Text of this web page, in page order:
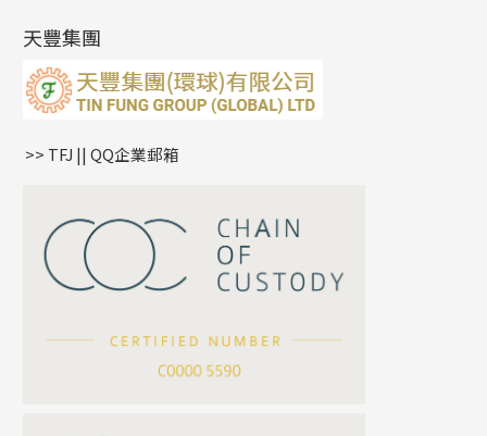
公司名稱
雙十字鏈系列
水波鏈系列
蛇骨鏈系列
鏈尾系列
嘴唇鏈系列
S車花鏈系列
珍珠鏈系列
坦克鏈系列
滿天星鏈系列
方假繩鏈系列
耳環扣系列
耳綫/耳鈎系列
耳環爪頭
耳環
字母吊墜
相盒吊墜
項鏈吊墜
生肖吊墜
星座吊墜
珠扣
天豐集團
>> TFJ || QQ企業郵箱